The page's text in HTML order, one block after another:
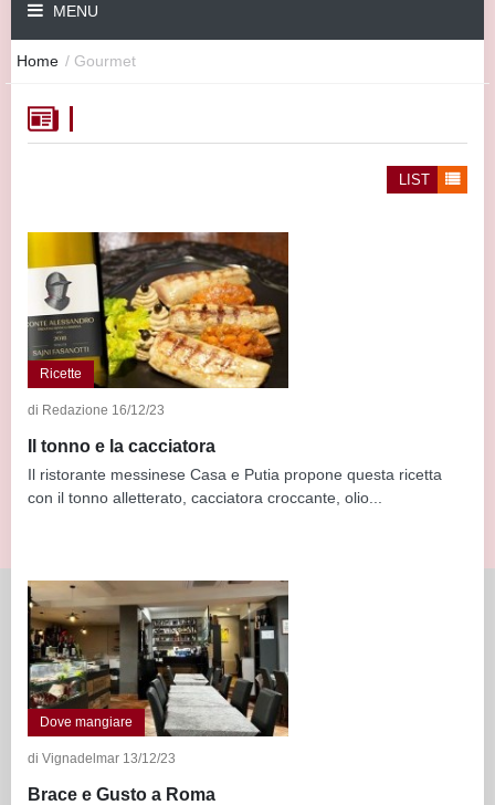
MENU
Home / Gourmet
LIST
Ricette
di Redazione 16/12/23
Il tonno e la cacciatora
Il ristorante messinese Casa e Putia propone questa ricetta
con il tonno alletterato, cacciatora croccante, olio...
Dove mangiare
di Vignadelmar 13/12/23
Brace e Gusto a Roma